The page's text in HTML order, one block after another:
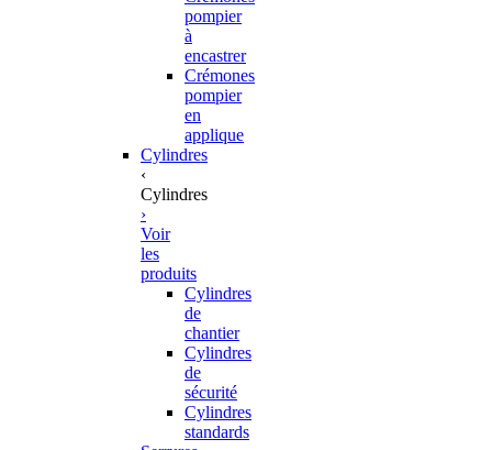
pompier
à
encastrer
Crémones
pompier
en
applique
Cylindres
‹
Cylindres
›
Voir
les
produits
Cylindres
de
chantier
Cylindres
de
sécurité
Cylindres
standards